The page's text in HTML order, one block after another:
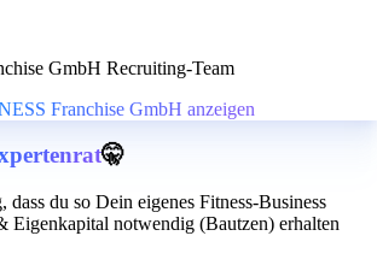
GmbH Recruiting-Team
Franchise GmbH anzeigen
🤫
du so Dein eigenes Fitness-Business
Eigenkapital notwendig (Bautzen) erhalten